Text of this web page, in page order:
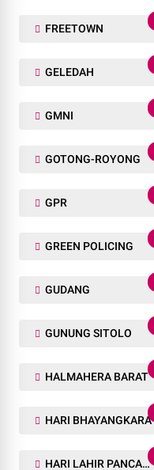
FREETOWN
GELEDAH
GMNI
GOTONG-ROYONG
GPR
GREEN POLICING
GUDANG
GUNUNG SITOLO
HALMAHERA BARAT
HARI BHAYANGKARA
HARI LAHIR PANCASILA